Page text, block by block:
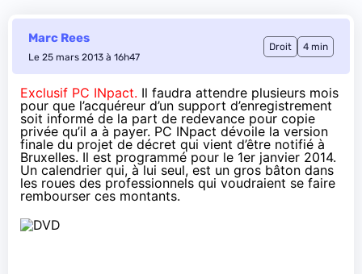
Marc Rees
Le 25 mars 2013 à 16h47
Droit 4 min
Exclusif PC INpact. Il faudra attendre plusieurs mois
pour que l’acquéreur d’un support d’enregistrement
soit informé de la part de redevance pour copie
privée qu’il a à payer. PC INpact dévoile la version
finale du projet de décret qui vient d’être notifié à
Bruxelles. Il est programmé pour le 1er janvier 2014.
Un calendrier qui, à lui seul, est un gros bâton dans
les roues des professionnels qui voudraient se faire
rembourser ces montants.